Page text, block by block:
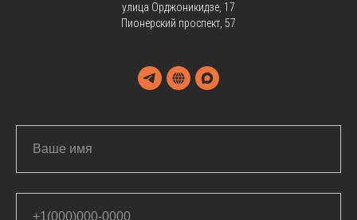
улица Орджоникидзе, 17
Пионерский проспект, 57